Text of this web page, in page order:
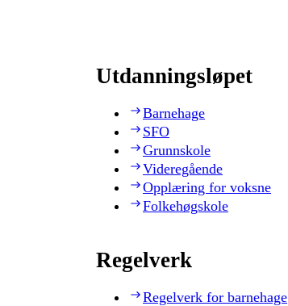
Utdanningsløpet
Barnehage
SFO
Grunnskole
Videregående
Opplæring for voksne
Folkehøgskole
Regelverk
Regelverk for barnehage